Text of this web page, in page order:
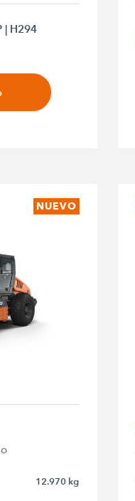
| H294
NUEVO
12.970 kg